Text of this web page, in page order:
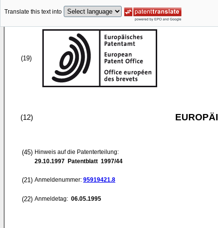
Translate this text into
(19)
(12)
(45) Hinweis auf die Patenterteilung:
29.10.1997 Patentblatt 1997/44
(21) Anmeldenummer: 95919421.8
(22) Anmeldetag: 06.05.1995